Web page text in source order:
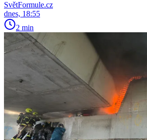
SvětFormule.cz
dnes, 18:55
2 min